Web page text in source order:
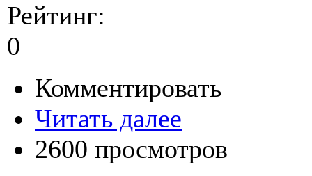
Рейтинг:
0
Комментировать
Читать далее
2600 просмотров